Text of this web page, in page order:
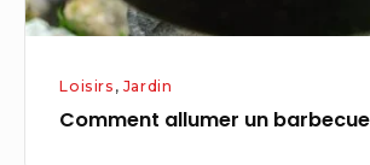
Loisirs , Jardin
Comment allumer un